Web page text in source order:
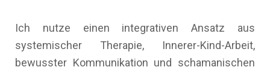
Ich nutze einen integrativen Ansatz aus
systemischer Therapie, Innerer-Kind-Arbeit,
bewusster Kommunikation und schamanischen